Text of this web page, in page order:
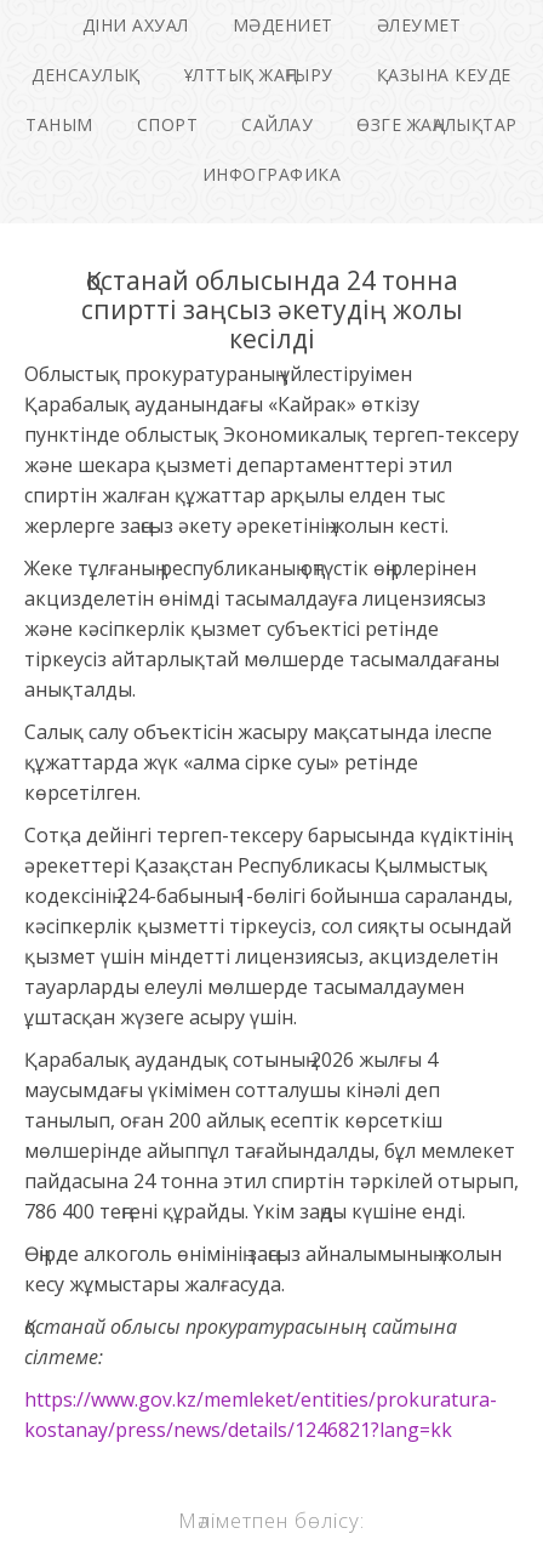
ДІНИ АХУАЛ МӘДЕНИЕТ ӘЛЕУМЕТ
ДЕНСАУЛЫҚ ҰЛТТЫҚ ЖАҢҒЫРУ ҚАЗЫНА КЕУДЕ
ТАНЫМ СПОРТ САЙЛАУ ӨЗГЕ ЖАҢАЛЫҚТАР
ИНФОГРАФИКА
Қостанай облысында 24 тонна
спиртті заңсыз әкетудің жолы
кесілді
Облыстық прокуратураның үйлестіруімен
Қарабалық ауданындағы «Кайрак» өткізу
пунктінде облыстық Экономикалық тергеп-тексеру
және шекара қызметі департаменттері этил
спиртін жалған құжаттар арқылы елден тыс
жерлерге заңсыз әкету әрекетінің жолын кесті.
Жеке тұлғаның республиканың оңтүстік өңірлерінен
акцизделетін өнімді тасымалдауға лицензиясыз
және кәсіпкерлік қызмет субъектісі ретінде
тіркеусіз айтарлықтай мөлшерде тасымалдағаны
анықталды.
Салық салу объектісін жасыру мақсатында ілеспе
құжаттарда жүк «алма сірке суы» ретінде
көрсетілген.
Сотқа дейінгі тергеп-тексеру барысында күдіктінің
әрекеттері Қазақстан Республикасы Қылмыстық
кодексінің 224-бабының 1-бөлігі бойынша сараланды,
кәсіпкерлік қызметті тіркеусіз, сол сияқты осындай
қызмет үшін міндетті лицензиясыз, акцизделетін
тауарларды елеулі мөлшерде тасымалдаумен
ұштасқан жүзеге асыру үшін.
Қарабалық аудандық сотының 2026 жылғы 4
маусымдағы үкімімен сотталушы кінәлі деп
танылып, оған 200 айлық есептік көрсеткіш
мөлшерінде айыппұл тағайындалды, бұл мемлекет
пайдасына 24 тонна этил спиртін тәркілей отырып,
786 400 теңгені құрайды. Үкім заңды күшіне енді.
Өңірде алкоголь өнімінің заңсыз айналымының жолын
кесу жұмыстары жалғасуда.
Қостанай облысы прокуратурасының сайтына
сілтеме:
https://www.gov.kz/memleket/entities/prokuratura-
kostanay/press/news/details/1246821?lang=kk
Мәліметпен бөлісу: